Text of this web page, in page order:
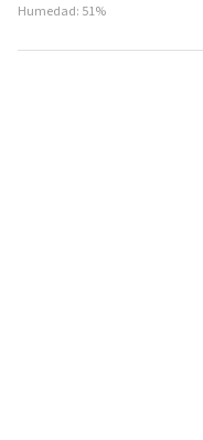
Humedad: 51%